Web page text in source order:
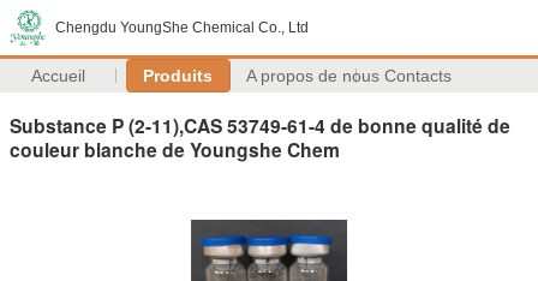
Chengdu YoungShe Chemical Co., Ltd
Accueil Produits A propos de nous Contacts
Substance P (2-11),CAS 53749-61-4 de bonne qualité de
couleur blanche de Youngshe Chem